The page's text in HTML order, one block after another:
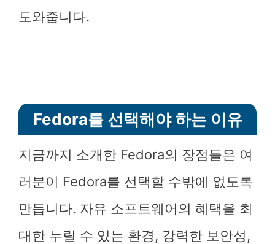
도와줍니다.
Fedora를 선택해야 하는 이유
지금까지 소개한 Fedora의 장점들은 여
러분이 Fedora를 선택할 수밖에 없도록
만듭니다. 자유 소프트웨어의 혜택을 최
대한 누릴 수 있는 환경, 강력한 보안성,